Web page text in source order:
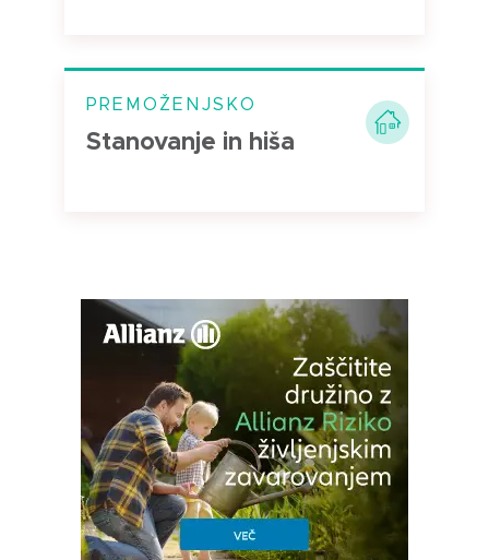
PREMOŽENJSKO
Stanovanje in hiša